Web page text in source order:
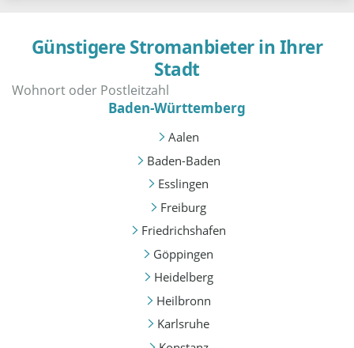
Günstigere Stromanbieter in Ihrer
Stadt
Baden-Württemberg
Aalen
Baden-Baden
Esslingen
Freiburg
Friedrichshafen
Göppingen
Heidelberg
Heilbronn
Karlsruhe